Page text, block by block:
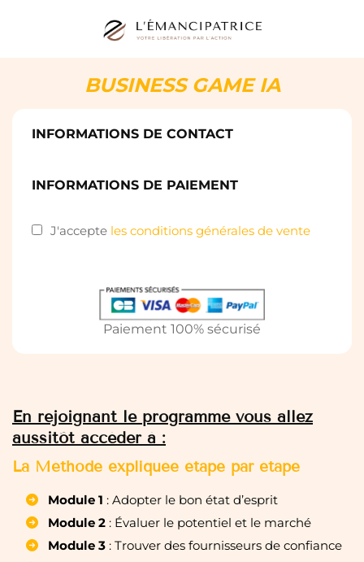
BUSINESS GAME IA
INFORMATIONS DE CONTACT
INFORMATIONS DE PAIEMENT
J'accepte les conditions générales de vente
Paiement 100% sécurisé
En rejoignant le programme vous allez
aussitôt accéder à :
La Méthode expliquée étape par étape
Module 1 : Adopter le bon état d’esprit
Module 2 : Évaluer le potentiel et le marché
Module 3: Trouver des fournisseurs de confiance